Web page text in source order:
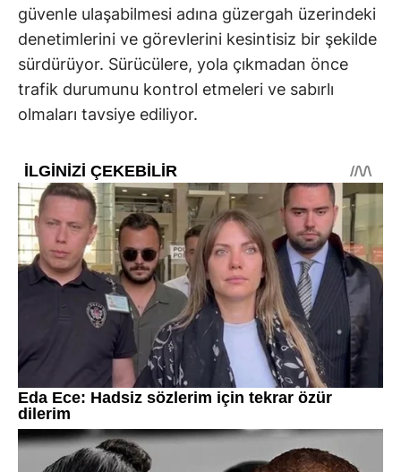
güvenle ulaşabilmesi adına güzergah üzerindeki
denetimlerini ve görevlerini kesintisiz bir şekilde
sürdürüyor. Sürücülere, yola çıkmadan önce
trafik durumunu kontrol etmeleri ve sabırlı
olmaları tavsiye ediliyor.